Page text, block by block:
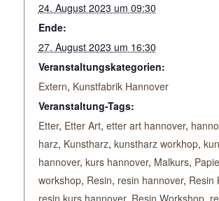
24. August 2023 um 09:30
Ende:
27. August 2023 um 16:30
Veranstaltungskategorien:
Extern, Kunstfabrik Hannover
Veranstaltung-Tags:
Etter, Etter Art, etter art hannover,
harz, Kunstharz, kunstharz workhop,
hannover, kurs hannover, Malkurs,
workshop, Resin, resin hannover, Resin